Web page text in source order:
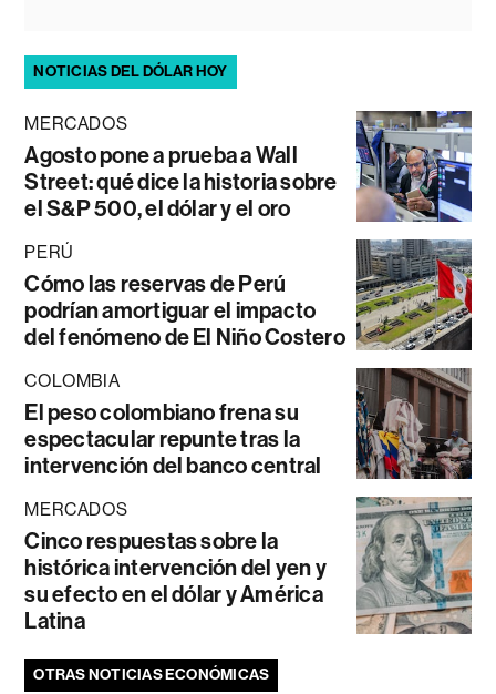
NOTICIAS DEL DÓLAR HOY
MERCADOS
Agosto pone a prueba a Wall
Street: qué dice la historia sobre
el S&P 500, el dólar y el oro
PERÚ
Cómo las reservas de Perú
podrían amortiguar el impacto
del fenómeno de El Niño Costero
COLOMBIA
El peso colombiano frena su
espectacular repunte tras la
intervención del banco central
MERCADOS
Cinco respuestas sobre la
histórica intervención del yen y
su efecto en el dólar y América
Latina
OTRAS NOTICIAS ECONÓMICAS